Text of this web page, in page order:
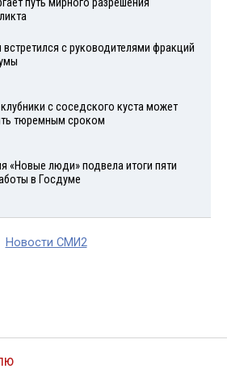
путь мирного разрешения
встретился с руководителями фракций
с соседского куста может
тюремным сроком
«Новые люди» подвела итоги пяти
в Госдуме
Новости СМИ2